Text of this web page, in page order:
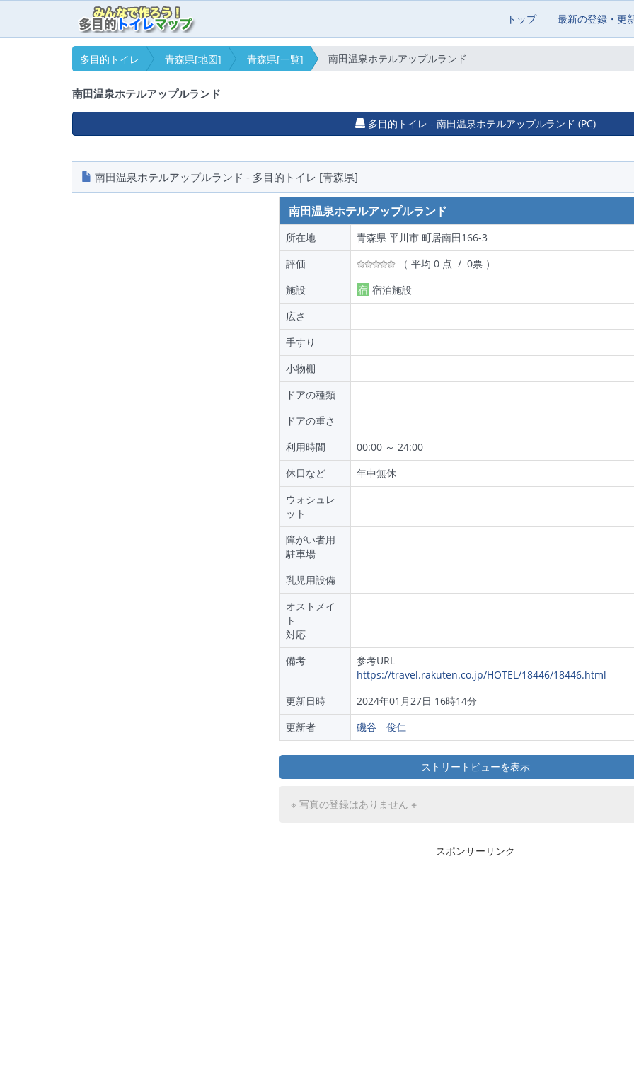
トップ 最新の登録・更
多目的トイレ 青森県[地図] 青森県[一覧] 南田温泉ホテルアップルランド
南田温泉ホテルアップルランド
多目的トイレ - 南田温泉ホテルアップルランド (PC)
南田温泉ホテルアップルランド - 多目的トイレ [青森県]
南田温泉ホテルアップルランド
所在地
青森県 平川市 町居南田166-3
評価
（ 平均 0 点 / 0票 ）
施設
宿 宿泊施設
広さ
手すり
小物棚
ドアの種類
ドアの重さ
利用時間
00:00 ～ 24:00
休日など
年中無休
ウォシュレ
ット
障がい者用
駐車場
乳児用設備
オストメイ
ト
対応
備考
参考URL
https://travel.rakuten.co.jp/HOTEL/18446/18446.html
更新日時
2024年01月27日 16時14分
更新者
磯谷 俊仁
ストリートビューを表示
※ 写真の登録はありません ※
スポンサーリンク